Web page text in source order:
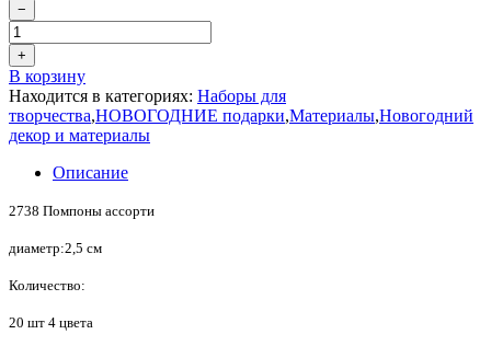
−
+
В корзину
Находится в категориях: Наборы для
творчества,НОВОГОДНИЕ подарки,Материалы,Новогодний
декор и материалы
Описание
2738 Помпоны ассорти
диаметр:2,5 см
Количество:
20 шт 4 цвета